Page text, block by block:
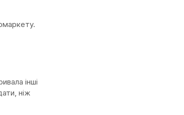
інші
ніж